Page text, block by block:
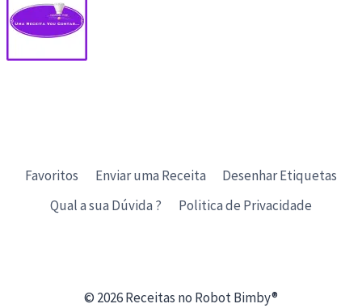
Favoritos Enviar uma Receita
Desenhar Etiquetas
Qual a sua Dúvida ?
Politica de Privacidade
© 2026 Receitas no Robot Bimby®